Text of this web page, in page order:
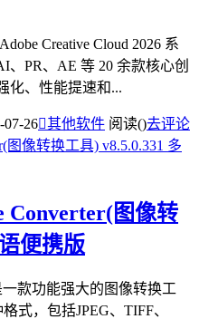
Creative Cloud 2026 系
、PR、AE 等 20 余款核心创
化、性能提速和...
07-26其他软件 阅读()去评论
Converter(图像转
便携版
一款功能强大的图像转换工
式，包括JPEG、TIFF、